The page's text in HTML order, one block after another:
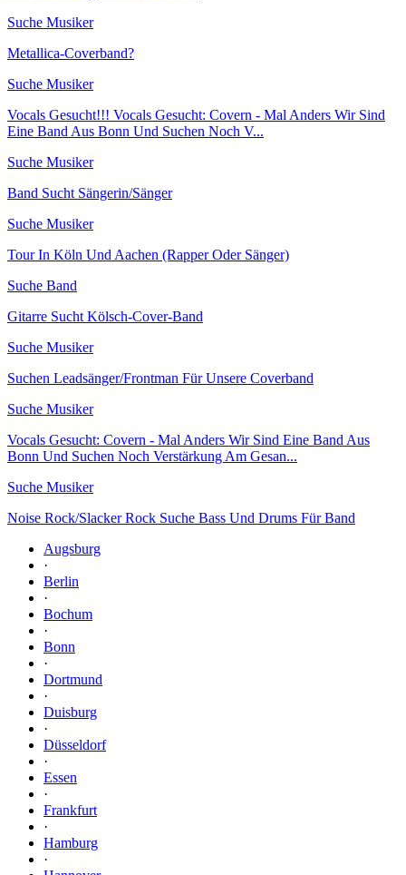
Suche Musiker
Metallica-Coverband?
Suche Musiker
Vocals Gesucht!!! Vocals Gesucht: Covern - Mal Anders Wir Sind
Eine Band Aus Bonn Und Suchen Noch V...
Suche Musiker
Band Sucht Sängerin/Sänger
Suche Musiker
Tour In Köln Und Aachen (Rapper Oder Sänger)
Suche Band
Gitarre Sucht Kölsch-Cover-Band
Suche Musiker
Suchen Leadsänger/Frontman Für Unsere Coverband
Suche Musiker
Vocals Gesucht: Covern - Mal Anders Wir Sind Eine Band Aus
Bonn Und Suchen Noch Verstärkung Am Gesan...
Suche Musiker
Noise Rock/Slacker Rock Suche Bass Und Drums Für Band
Augsburg
·
Berlin
·
Bochum
·
Bonn
·
Dortmund
·
Duisburg
·
Düsseldorf
·
Essen
·
Frankfurt
·
Hamburg
·